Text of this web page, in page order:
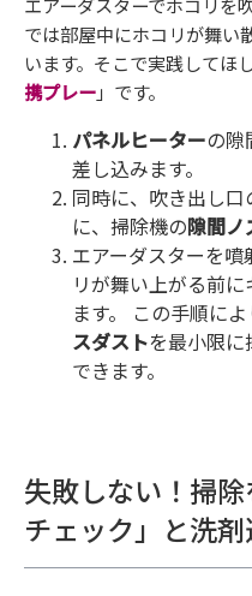
では部屋中にホコリが舞い
います。そこで実践してほ
携プレー」です。
パネルヒーターの隙
差し込みます。
同時に、吹き出し
に、掃除機の隙間ノ
エアーダスターを
リが舞い上がる前
ます。 この手順によ
スダストを最小限
できます。
失敗しない！掃
チェック」と洗